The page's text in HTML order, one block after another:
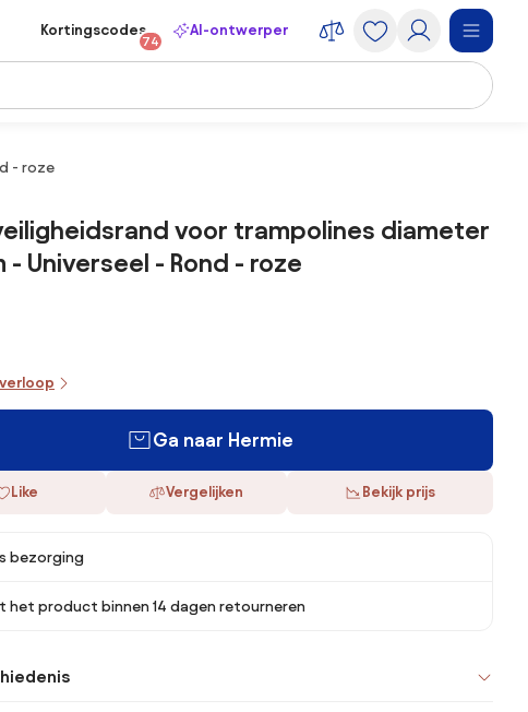
Kortingscodes
74
AI-ontwerper
- roze
voor trampolines diameter
- Universeel - Rond - roze
Ga naar Hermie
Like Vergelijken Bekijk prijs
bezorging
het product binnen 14 dagen retourneren